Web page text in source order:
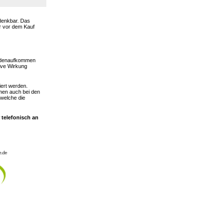
Das
vor dem Kauf
Wirkung
werden.
auch bei den
die
telefonisch an